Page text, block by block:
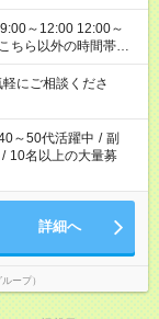
にご相談くださ
～50代活躍中 / 副
/ 10名以上の大量募
詳細へ
ープ）